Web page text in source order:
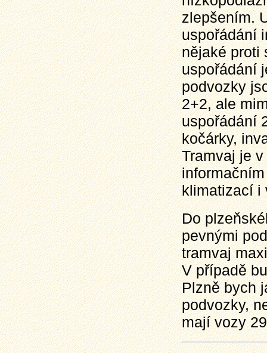
zlepšením.
uspořádání
nějaké proti
uspořádání
podvozky
2+2, ale
uspořádání
kočárky,
Tramvaj je
klimatizací i
Do
pevnými
tramvaj
V případě
Plzně bych
podvozky,
mají vozy